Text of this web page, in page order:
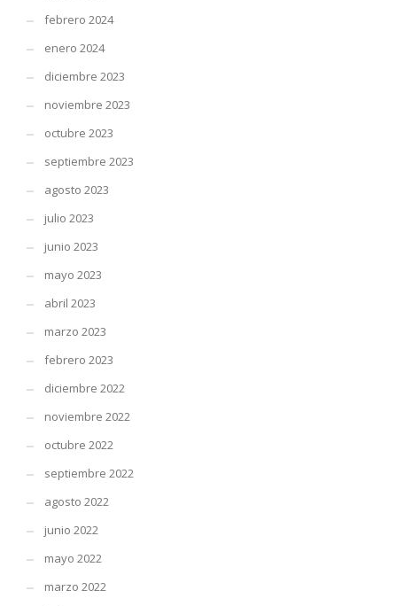
febrero 2024
enero 2024
diciembre 2023
noviembre 2023
octubre 2023
septiembre 2023
agosto 2023
julio 2023
junio 2023
mayo 2023
abril 2023
marzo 2023
febrero 2023
diciembre 2022
noviembre 2022
octubre 2022
septiembre 2022
agosto 2022
junio 2022
mayo 2022
marzo 2022